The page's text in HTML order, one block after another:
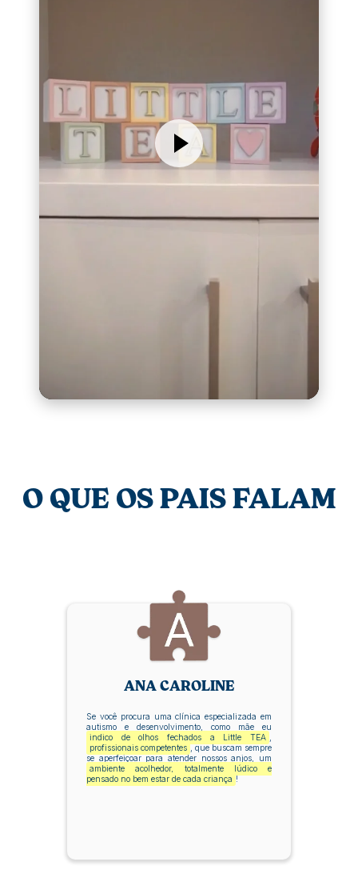
O QUE OS PAIS FALAM
ANA CAROLINE
Se você procura uma clínica especializada em
autismo e desenvolvimento, como mãe eu
indico de olhos fechados a Little TEA ,
profissionais competentes , que buscam sempre
se aperfeiçoar para atender nossos anjos, um
ambiente acolhedor, totalmente lúdico e
pensado no bem estar de cada criança !